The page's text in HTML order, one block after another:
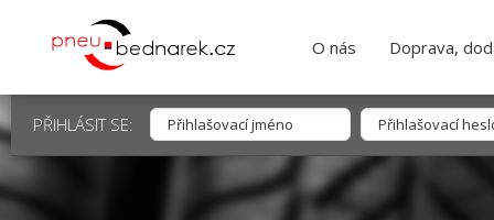
O nás Doprava,
PŘIHLÁSIT SE: